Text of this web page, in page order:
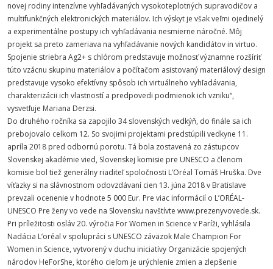
novej rodiny intenzívne vyhľadávaných vysokoteplotných supravodičov a
multifunkčných elektronických materiálov. Ich výskyt je však veľmi ojedinelý
a experimentálne postupy ich vyhľadávania nesmierne náročné. Môj
projekt sa preto zameriava na vyhľadávanie nových kandidátov in virtuo.
Spojenie striebra Ag2+ s chlórom predstavuje možnosť významne rozšíriť
túto vzácnu skupinu materiálov a počítačom asistovaný materiálový design
predstavuje vysoko efektívny spôsob ich virtuálneho vyhľadávania,
charakterizácii ich vlastností a predpovedi podmienok ich vzniku“,
vysvetľuje Mariana Derzsi.
Do druhého ročníka sa zapojilo 34 slovenských vedkýň, do finále sa ich
prebojovalo celkom 12. So svojimi projektami predstúpili vedkyne 11.
apríla 2018 pred odbornú porotu. Tá bola zostavená zo zástupcov
Slovenskej akadémie vied, Slovenskej komisie pre UNESCO a členom
komisie bol tiež generálny riaditeľ spoločnosti L’Oréal Tomáš Hruška. Dve
víťazky si na slávnostnom odovzdávaní cien 13. júna 2018 v Bratislave
prevzali ocenenie v hodnote 5 000 Eur. Pre viac informácií o L’ORÉAL-
UNESCO Pre ženy vo vede na Slovensku navštívte www.prezenyvovede.sk.
Pri príležitosti osláv 20. výročia For Women in Science v Paríži, vyhlásila
Nadácia L’oréal v spolupráci s UNESCO záväzok Male Champion For
Women in Science, vytvorený v duchu iniciatívy Organizácie spojených
národov HeForShe, ktorého cieľom je urýchlenie zmien a zlepšenie